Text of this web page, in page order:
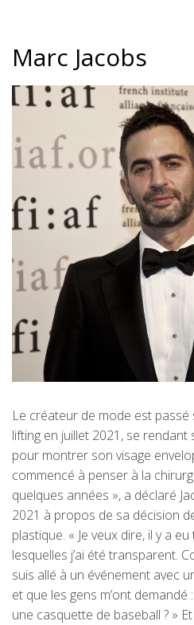
Marc Jacobs
Le créateur de mode est
lifting en juillet 2021, se
pour montrer son visage
commencé à penser à la
quelques années », a déclaré
2021 à propos de sa décision
plastique. « Je veux dire, il y a
lesquelles j’ai été transparent.
suis allé à un événement avec
et que les gens m’ont
une casquette de baseball ? » Et